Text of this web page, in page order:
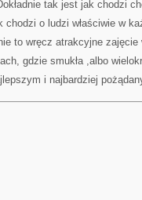
tak jest jak chodzi
o ludzi właściwie w
to wręcz atrakcyjne
gdzie smukła ,albo
i najbardziej